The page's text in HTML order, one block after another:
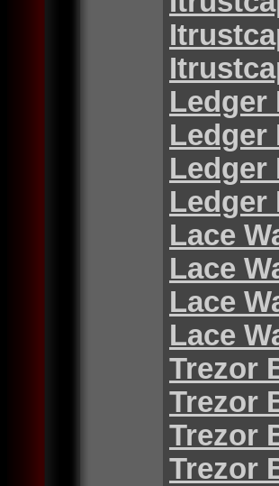
Ledger
Ledger
Ledger
Ledger
Lace
Lace
Lace
Lace
Trezor
Trezor
Trezor
Trezor